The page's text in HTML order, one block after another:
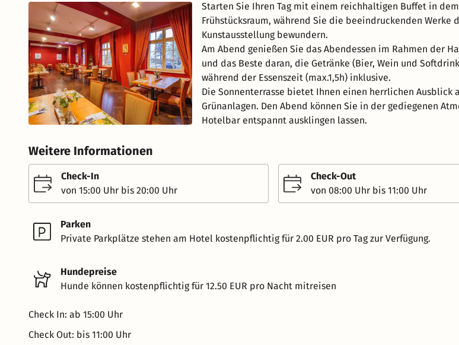
Starten Sie Ihren Tag mit einem reichhaltigen Buffet in
Frühstücksraum, während Sie die beeindruckenden Werke
Kunstausstellung bewundern.
Am Abend genießen Sie das Abendessen im Rahmen der
und das Beste daran, die Getränke (Bier, Wein und
während der Essenszeit (max.1,5h) inklusive.
Die Sonnenterrasse bietet Ihnen einen herrlichen Ausblick
Grünanlagen. Den Abend können Sie in der gediegenen
Hotelbar entspannt ausklingen lassen.
Weitere Informationen
Check-In
von 15:00 Uhr bis 20:00 Uhr
Check-Out
von 08:00 Uhr bis 11:00 Uhr
Parken
Private Parkplätze stehen am Hotel kostenpflichtig für 2.00 EUR pro Tag zur Verfügung.
Hundepreise
Hunde können kostenpflichtig für 12.50 EUR pro Nacht mitreisen
Check In: ab 15:00 Uhr
Check Out: bis 11:00 Uhr